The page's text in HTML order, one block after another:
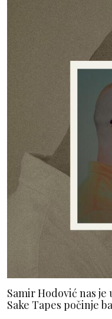
Samir Hodović nas
Sake Tapes počinje